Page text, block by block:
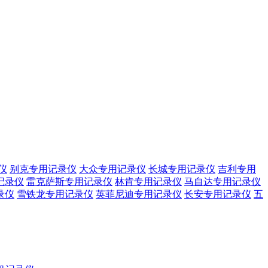
别克专用记录仪 大众专用记录仪 长城专用记录仪 吉利专用
录仪 雷克萨斯专用记录仪 林肯专用记录仪 马自达专用记录仪
仪 雪铁龙专用记录仪 英菲尼迪专用记录仪 长安专用记录仪 五